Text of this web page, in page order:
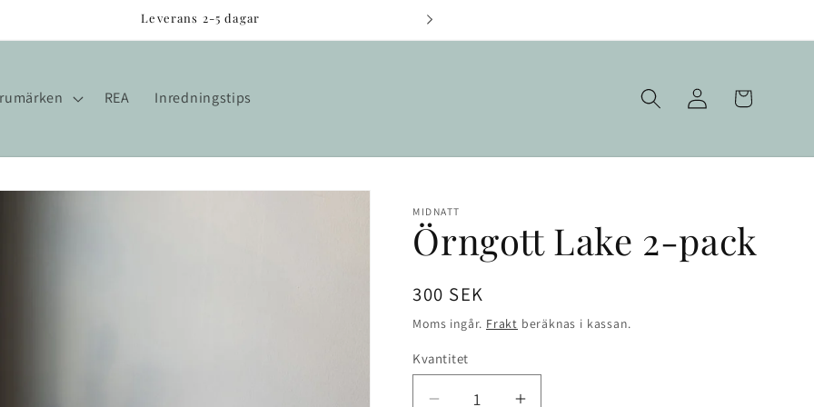
Leverans 2-5 dagar
REA Inredningstips
Logga
in
Varukorg
MIDNATT
Örngott Lake 2-pack
Ordinarie
pris
300 SEK
Moms ingår. Frakt beräknas i kassan.
Kvantitet
Kvantitet